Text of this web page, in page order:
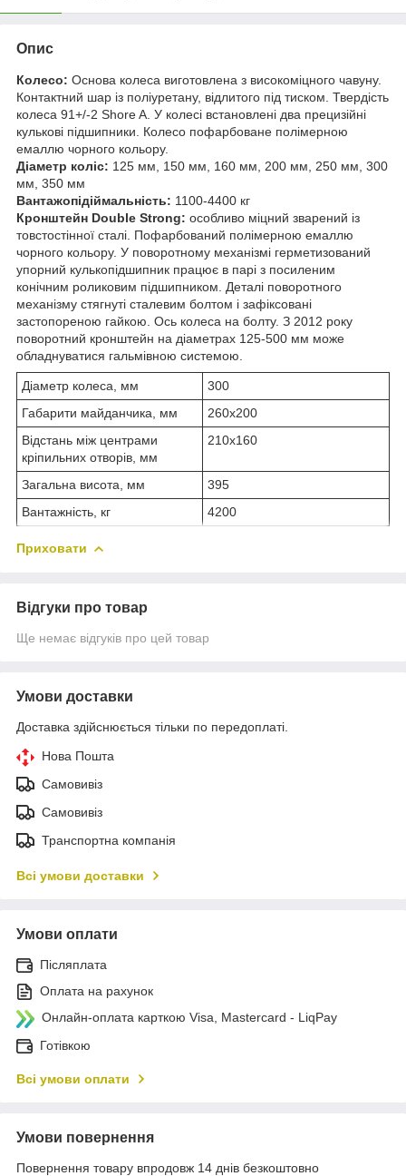
Опис
Колесо: Основа колеса виготовлена з високоміцного чавуну.
Контактний шар із поліуретану, відлитого під тиском. Твердість
колеса 91+/-2 Shore A. У колесі встановлені два прецизійні
кулькові підшипники. Колесо пофарбоване полімерною
емаллю чорного кольору.
Діаметр коліс: 125 мм, 150 мм, 160 мм, 200 мм, 250 мм, 300
мм, 350 мм
Вантажопідіймальність: 1100-4400 кг
Кронштейн Double Strong: особливо міцний зварений із
товстостінної сталі. Пофарбований полімерною емаллю
чорного кольору. У поворотному механізмі герметизований
упорний кулькопідшипник працює в парі з посиленим
конічним роликовим підшипником. Деталі поворотного
механізму стягнуті сталевим болтом і зафіксовані
застопореною гайкою. Ось колеса на болту. З 2012 року
поворотний кронштейн на діаметрах 125-500 мм може
обладнуватися гальмівною системою.
Діаметр колеса, мм
300
Габарити майданчика, мм
260x200
Відстань між центрами
кріпильних отворів, мм
210x160
Загальна висота, мм
395
Вантажність, кг
4200
Приховати
Відгуки про товар
Ще немає відгуків про цей товар
Умови доставки
Доставка здійснюється тільки по передоплаті.
Нова Пошта
Самовивіз
Самовивіз
Транспортна компанія
Всі умови доставки
Умови оплати
Післяплата
Оплата на рахунок
Онлайн-оплата карткою Visa, Mastercard - LiqPay
Готівкою
Всі умови оплати
Умови повернення
Повернення товару впродовж 14 днів безкоштовно